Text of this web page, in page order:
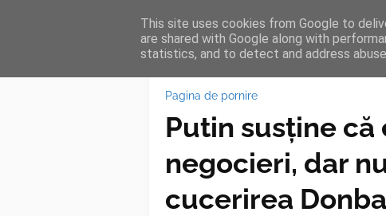
HOME
Pagina de pornire
Putin susține că
negocieri, dar
cucerirea
This site uses cookies from Google to
are shared with Google along with
statistics, and to detect and address